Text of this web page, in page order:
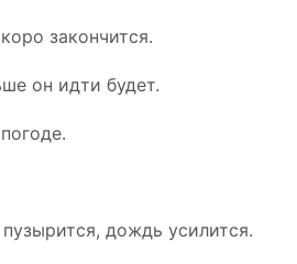
закончится.
он идти будет.
дождь усилится.